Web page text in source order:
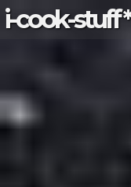
i-cook-stuff*